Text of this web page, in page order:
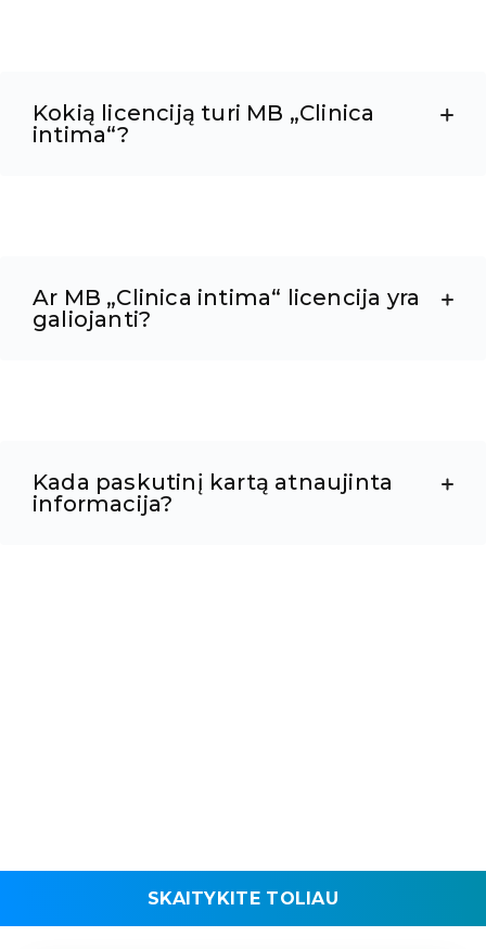
Kokią licenciją turi MB „Clinica
intima“?
Ar MB „Clinica intima“ licencija yra
galiojanti?
Kada paskutinį kartą atnaujinta
informacija?
SKAITYKITE TOLIAU